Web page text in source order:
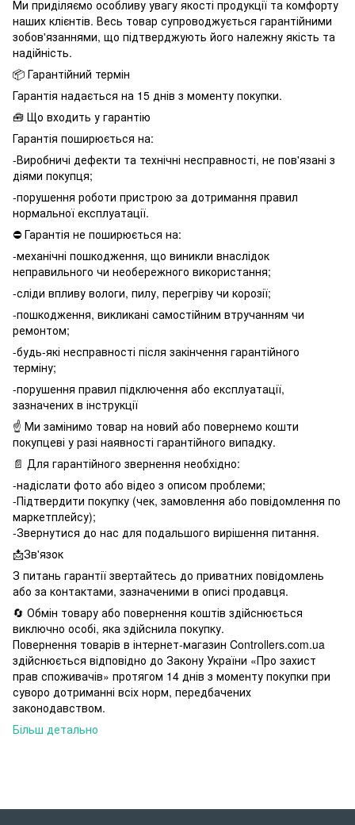
Ми приділяємо особливу увагу якості продукції та комфорту
наших клієнтів. Весь товар супроводжується гарантійними
зобов'язаннями, що підтверджують його належну якість та
надійність.
📦 Гарантійний термін
Гарантія надається на 15 днів з моменту покупки.
🧰 Що входить у гарантію
Гарантія поширюється на:
-Виробничі дефекти та технічні несправності, не пов'язані з
діями покупця;
-порушення роботи пристрою за дотримання правил
нормальної експлуатації.
⛔️ Гарантія не поширюється на:
-механічні пошкодження, що виникли внаслідок
неправильного чи необережного використання;
-сліди впливу вологи, пилу, перегріву чи корозії;
-пошкодження, викликані самостійним втручанням чи
ремонтом;
-будь-які несправності після закінчення гарантійного
терміну;
-порушення правил підключення або експлуатації,
зазначених в інструкції
☝️ Ми замінимо товар на новий або повернемо кошти
покупцеві у разі наявності гарантійного випадку.
📄 Для гарантійного звернення необхідно:
-надіслати фото або відео з описом проблеми;
-Підтвердити покупку (чек, замовлення або повідомлення по
маркетплейсу);
-Звернутися до нас для подальшого вирішення питання.
📩Зв'язок
З питань гарантії звертайтесь до приватних повідомлень
або за контактами, зазначеними в описі продавця.
🔄 Обмін товару або повернення коштів здійснюється
виключно особі, яка здійснила покупку.
Повернення товарів в інтернет-магазин Controllers.com.ua
здійснюється відповідно до Закону України «Про захист
прав споживачів» протягом 14 днів з моменту покупки при
суворо дотриманні всіх норм, передбачених
законодавством.
Більш детально